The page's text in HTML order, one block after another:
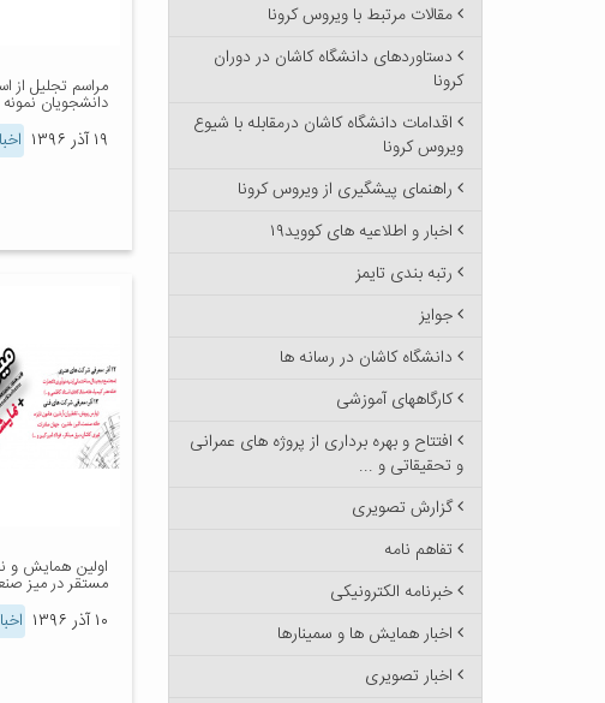
مراسم تجلیل از
دانشجویان
۱۹ آذر ۱۳۹۶
اولین همایش و
مستقر در میز
۱۰ آذر ۱۳۹۶
مقالات مرتبط با ویروس کرونا
دستاوردهای دانشگاه کاشان در دوران
کرونا
اقدامات دانشگاه کاشان درمقابله با شیوع
ویروس کرونا
راهنمای پیشگیری از ویروس کرونا
اخبار و اطلاعیه های کووید۱۹
رتبه بندی تایمز
جوایز
دانشگاه کاشان در رسانه ها
کارگاههای آموزشی
افتتاح و بهره برداری از پروژه های عمرانی
و تحقیقاتی و ...
گزارش تصویری
تفاهم نامه
خبرنامه الکترونیکی
اخبار همایش ها و سمینارها
اخبار تصویری